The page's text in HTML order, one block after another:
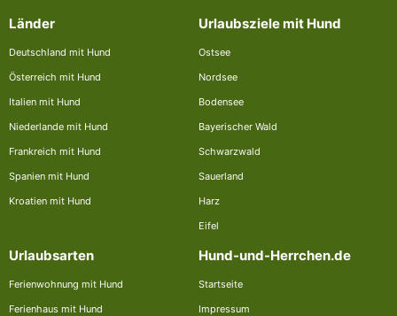
Länder
Deutschland mit Hund
Österreich mit Hund
Italien mit Hund
Niederlande mit Hund
Frankreich mit Hund
Spanien mit Hund
Kroatien mit Hund
Urlaubsziele mit Hund
Ostsee
Nordsee
Bodensee
Bayerischer Wald
Schwarzwald
Sauerland
Harz
Eifel
Urlaubsarten
Ferienwohnung mit Hund
Ferienhaus mit Hund
Hund-und-Herrchen.de
Startseite
Impressum